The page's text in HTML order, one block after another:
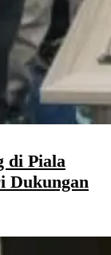
di Piala
Dukungan